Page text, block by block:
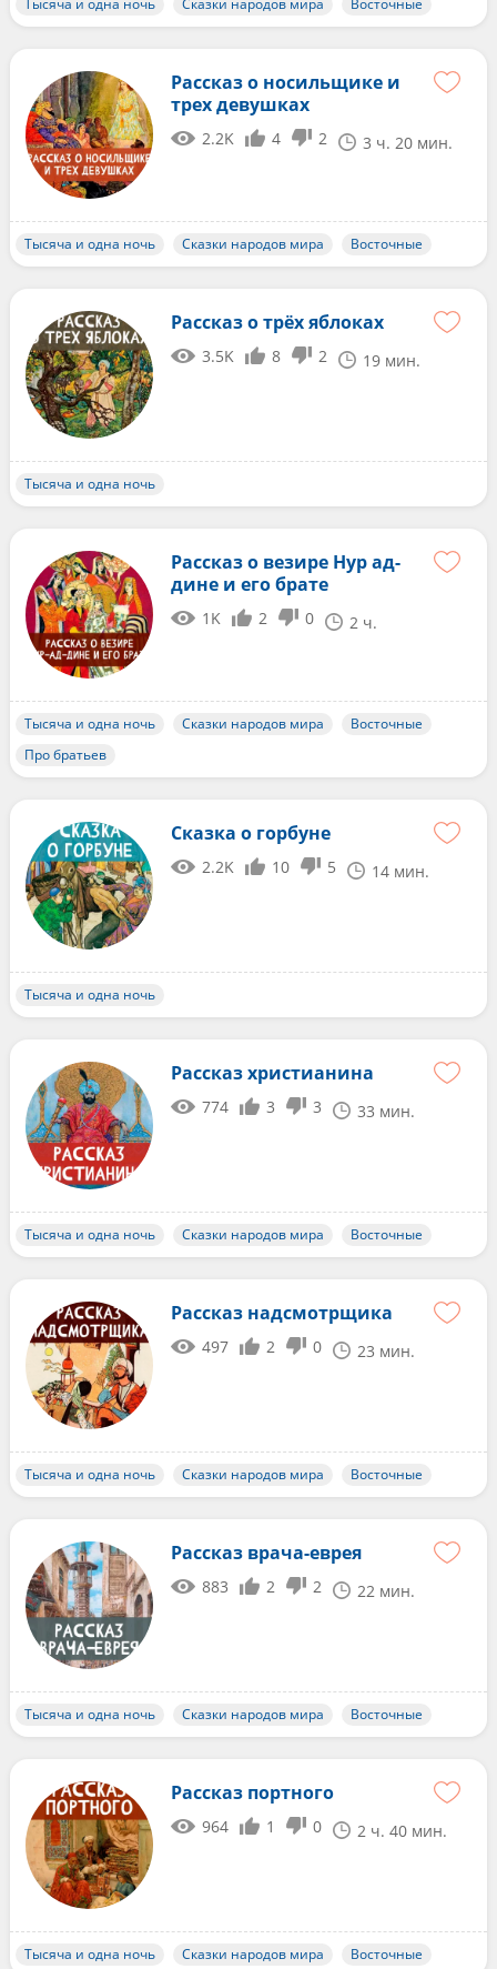
Тысяча и одна ночь Сказки народов мира Восточные
Рассказ о носильщике и
трех девушках
2.2K 4 2 3 ч. 20 мин.
Тысяча и одна ночь Сказки народов мира Восточные
Рассказ о трёх яблоках
3.5K 8 2 19 мин.
Тысяча и одна ночь
Рассказ о везире Нур ад-
дине и его брате
1K 2 0 2 ч.
Тысяча и одна ночь Сказки народов мира
Восточные
Про братьев
Сказка о горбуне
2.2K 10 5 14 мин.
Тысяча и одна ночь
Рассказ христианина
774 3 3 33 мин.
Тысяча и одна ночь Сказки народов мира Восточные
Рассказ надсмотрщика
497 2 0 23 мин.
Тысяча и одна ночь Сказки народов мира Восточные
Рассказ врача-еврея
883 2 2 22 мин.
Тысяча и одна ночь Сказки народов мира Восточные
Рассказ портного
964 1 0 2 ч. 40 мин.
Тысяча и одна ночь Сказки народов мира Восточные